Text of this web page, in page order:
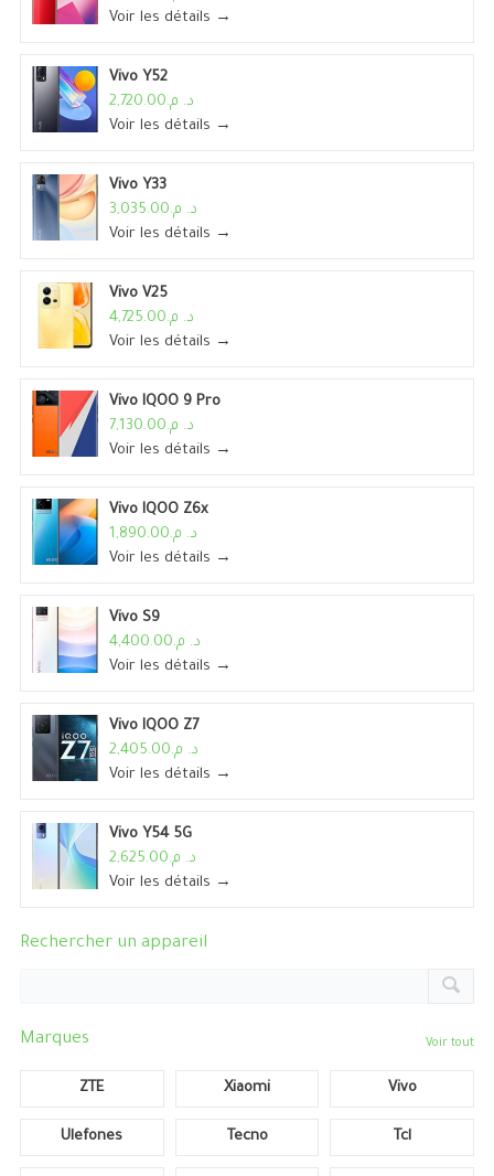
Voir les détails →
Vivo Y52
د. م.2,720.00
Voir les détails →
Vivo Y33
د. م.3,035.00
Voir les détails →
Vivo V25
د. م.4,725.00
Voir les détails →
Vivo IQOO 9 Pro
د. م.7,130.00
Voir les détails →
Vivo IQOO Z6x
د. م.1,890.00
Voir les détails →
Vivo S9
د. م.4,400.00
Voir les détails →
Vivo IQOO Z7
د. م.2,405.00
Voir les détails →
Vivo Y54 5G
د. م.2,625.00
Voir les détails →
Rechercher un appareil
Marques Voir tout
ZTE Xiaomi Vivo
Ulefones Tecno Tcl